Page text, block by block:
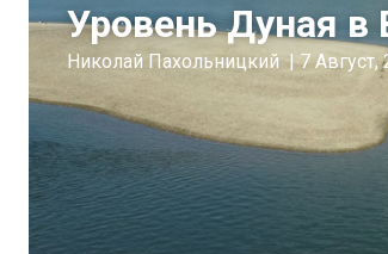
Уровень Дуная в
Николай Пахольницкий | 7 Август,